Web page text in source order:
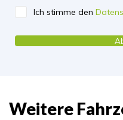
Please leave this
Ich stimme den
Weitere